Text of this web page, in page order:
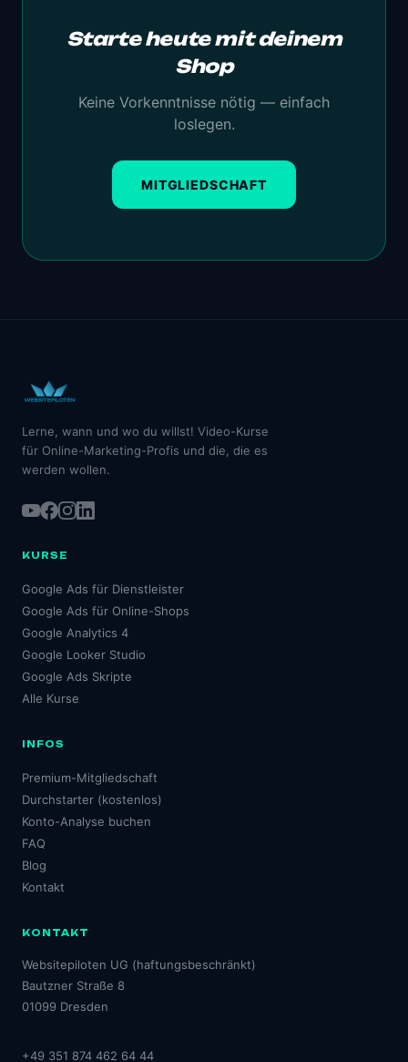
Starte heute mit deinem
Shop
Keine Vorkenntnisse nötig — einfach
loslegen.
MITGLIEDSCHAFT
Lerne, wann und wo du willst! Video-Kurse
für Online-Marketing-Profis und die, die es
werden wollen.
KURSE
Google Ads für Dienstleister
Google Ads für Online-Shops
Google Analytics 4
Google Looker Studio
Google Ads Skripte
Alle Kurse
INFOS
Premium-Mitgliedschaft
Durchstarter (kostenlos)
Konto-Analyse buchen
FAQ
Blog
Kontakt
KONTAKT
Websitepiloten UG (haftungsbeschränkt)
Bautzner Straße 8
01099 Dresden
+49 351 874 462 64 44